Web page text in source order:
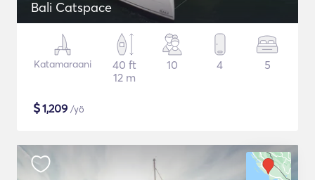
Bali Catspace
Katamaraani
40 ft
12 m
10 4 5
$1,209 /yö